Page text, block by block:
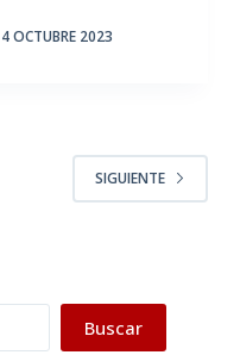
4 OCTUBRE 2023
SIGUIENTE
Buscar